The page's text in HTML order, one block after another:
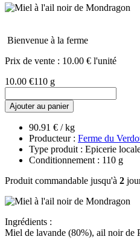
Bienvenue à la ferme
Prix de vente : 10.00 € l'unité
10.00 €110 g
Ajouter au panier
90.91 € / kg
Producteur : Ferme du
Type produit : Epicerie
Conditionnement : 110 g
Produit commandable jusqu'à 2
Ingrédients :
Miel de lavande (80%), ail noir de